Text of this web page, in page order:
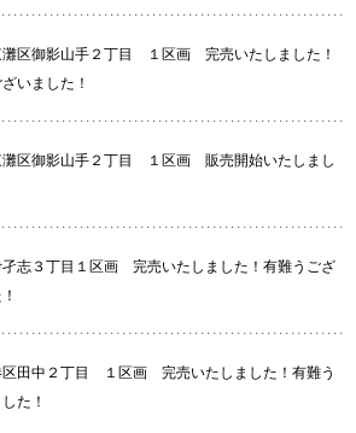
灘区御影山手２丁目 １区画 完売いたしました！
いました！
灘区御影山手２丁目 １区画 販売開始いたしまし
孑志３丁目１区画 完売いたしました！有難うござ
区田中２丁目 １区画 完売いたしました！有難う
た！